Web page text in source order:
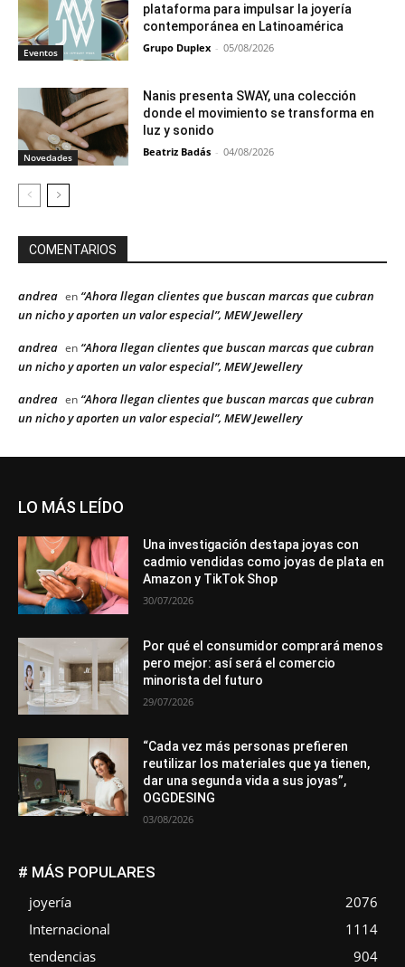
Eventos
plataforma para impulsar la joyería
contemporánea en Latinoamérica
Grupo Duplex - 05/08/2026
Novedades
Nanis presenta SWAY, una colección
donde el movimiento se transforma en
luz y sonido
Beatriz Badás - 04/08/2026
COMENTARIOS
andrea en “Ahora llegan clientes que buscan marcas que cubran
un nicho y aporten un valor especial”, MEW Jewellery
andrea en “Ahora llegan clientes que buscan marcas que cubran
un nicho y aporten un valor especial”, MEW Jewellery
andrea en “Ahora llegan clientes que buscan marcas que cubran
un nicho y aporten un valor especial”, MEW Jewellery
LO MÁS LEÍDO
Una investigación destapa joyas con
cadmio vendidas como joyas de plata en
Amazon y TikTok Shop
30/07/2026
Por qué el consumidor comprará menos
pero mejor: así será el comercio
minorista del futuro
29/07/2026
“Cada vez más personas prefieren
reutilizar los materiales que ya tienen,
dar una segunda vida a sus joyas”,
OGGDESING
03/08/2026
# MÁS POPULARES
joyería
2076
Internacional
1114
tendencias
904